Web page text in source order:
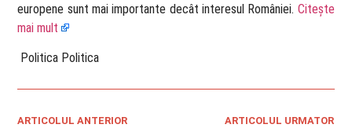
europene sunt mai importante decât interesul României. Citește
mai mult
​ Politica Politica
ARTICOLUL ANTERIOR ARTICOLUL URMATOR